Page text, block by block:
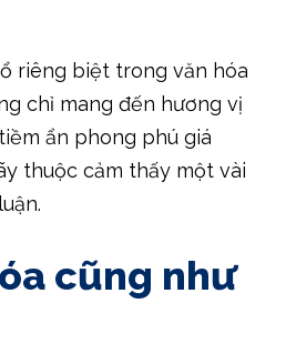
riêng biệt trong văn hóa
chỉ mang đến hương vị
ẩn phong phú giá
thuộc cảm thấy một vài
cũng như